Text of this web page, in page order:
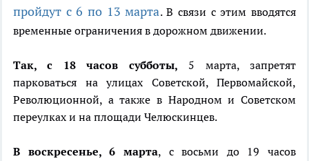
пройдут с 6 по 13 марта. В связи с этим вводятся
временные ограничения в дорожном движении.
Так, с 18 часов субботы, 5 марта, запретят
парковаться на улицах Советской, Первомайской,
Революционной, а также в Народном и Советском
переулках и на площади Челюскинцев.
В воскресенье, 6 марта, с восьми до 19 часов